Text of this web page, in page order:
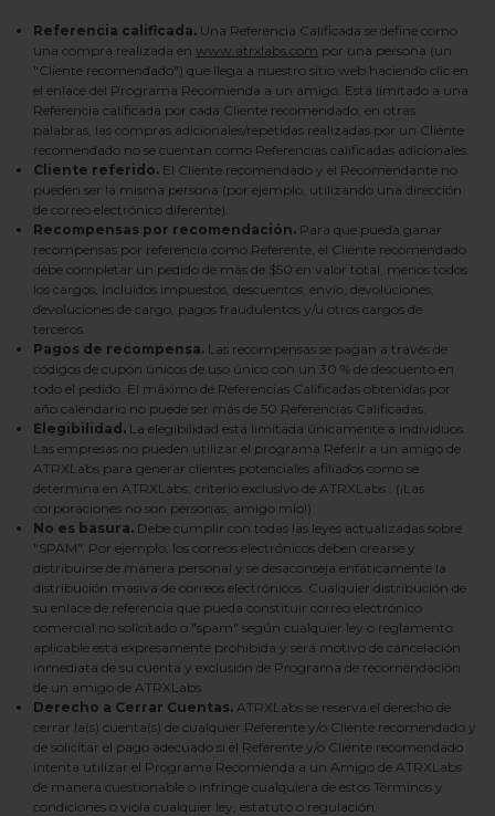
Referencia calificada. Una Referencia Calificada se define como
una compra realizada en www.atrxlabs.com por una persona (un
"Cliente recomendado") que llega a nuestro sitio web haciendo clic en
el enlace del Programa Recomienda a un amigo. Está limitado a una
Referencia calificada por cada Cliente recomendado; en otras
palabras, las compras adicionales/repetidas realizadas por un Cliente
recomendado no se cuentan como Referencias calificadas adicionales.
Cliente referido. El Cliente recomendado y el Recomendante no
pueden ser la misma persona (por ejemplo, utilizando una dirección
de correo electrónico diferente).
Recompensas por recomendación. Para que pueda ganar
recompensas por referencia como Referente, el Cliente recomendado
debe completar un pedido de más de $50 en valor total, menos todos
los cargos, incluidos impuestos, descuentos, envío, devoluciones,
devoluciones de cargo, pagos fraudulentos y/u otros cargos de
terceros.
Pagos de recompensa. Las recompensas se pagan a través de
códigos de cupón únicos de uso único con un 30 % de descuento en
todo el pedido. El máximo de Referencias Calificadas obtenidas por
año calendario no puede ser más de 50 Referencias Calificadas.
Elegibilidad. La elegibilidad está limitada únicamente a individuos.
Las empresas no pueden utilizar el programa Referir a un amigo de
ATRXLabs para generar clientes potenciales afiliados como se
determina en ATRXLabs, criterio exclusivo de ATRXLabs . (¡Las
corporaciones no son personas, amigo mío!)
No es basura. Debe cumplir con todas las leyes actualizadas sobre
"SPAM". Por ejemplo, los correos electrónicos deben crearse y
distribuirse de manera personal y se desaconseja enfáticamente la
distribución masiva de correos electrónicos. Cualquier distribución de
su enlace de referencia que pueda constituir correo electrónico
comercial no solicitado o "spam" según cualquier ley o reglamento
aplicable está expresamente prohibida y será motivo de cancelación
inmediata de su cuenta y exclusión de Programa de recomendación
de un amigo de ATRXLabs
Derecho a Cerrar Cuentas. ATRXLabs se reserva el derecho de
cerrar la(s) cuenta(s) de cualquier Referente y/o Cliente recomendado y
de solicitar el pago adecuado si el Referente y/o Cliente recomendado
intenta utilizar el Programa Recomienda a un Amigode ATRXLabs
de manera cuestionable o infringe cualquiera de estos Términos y
condiciones o viola cualquier ley, estatuto o regulación